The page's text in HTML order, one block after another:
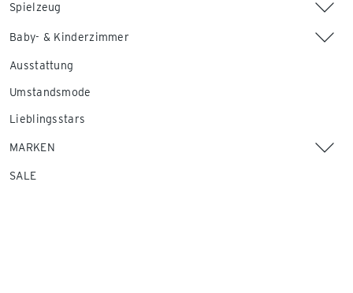
Spielzeug
Baby- & Kinderzimmer
Ausstattung
Umstandsmode
Lieblingsstars
MARKEN
SALE